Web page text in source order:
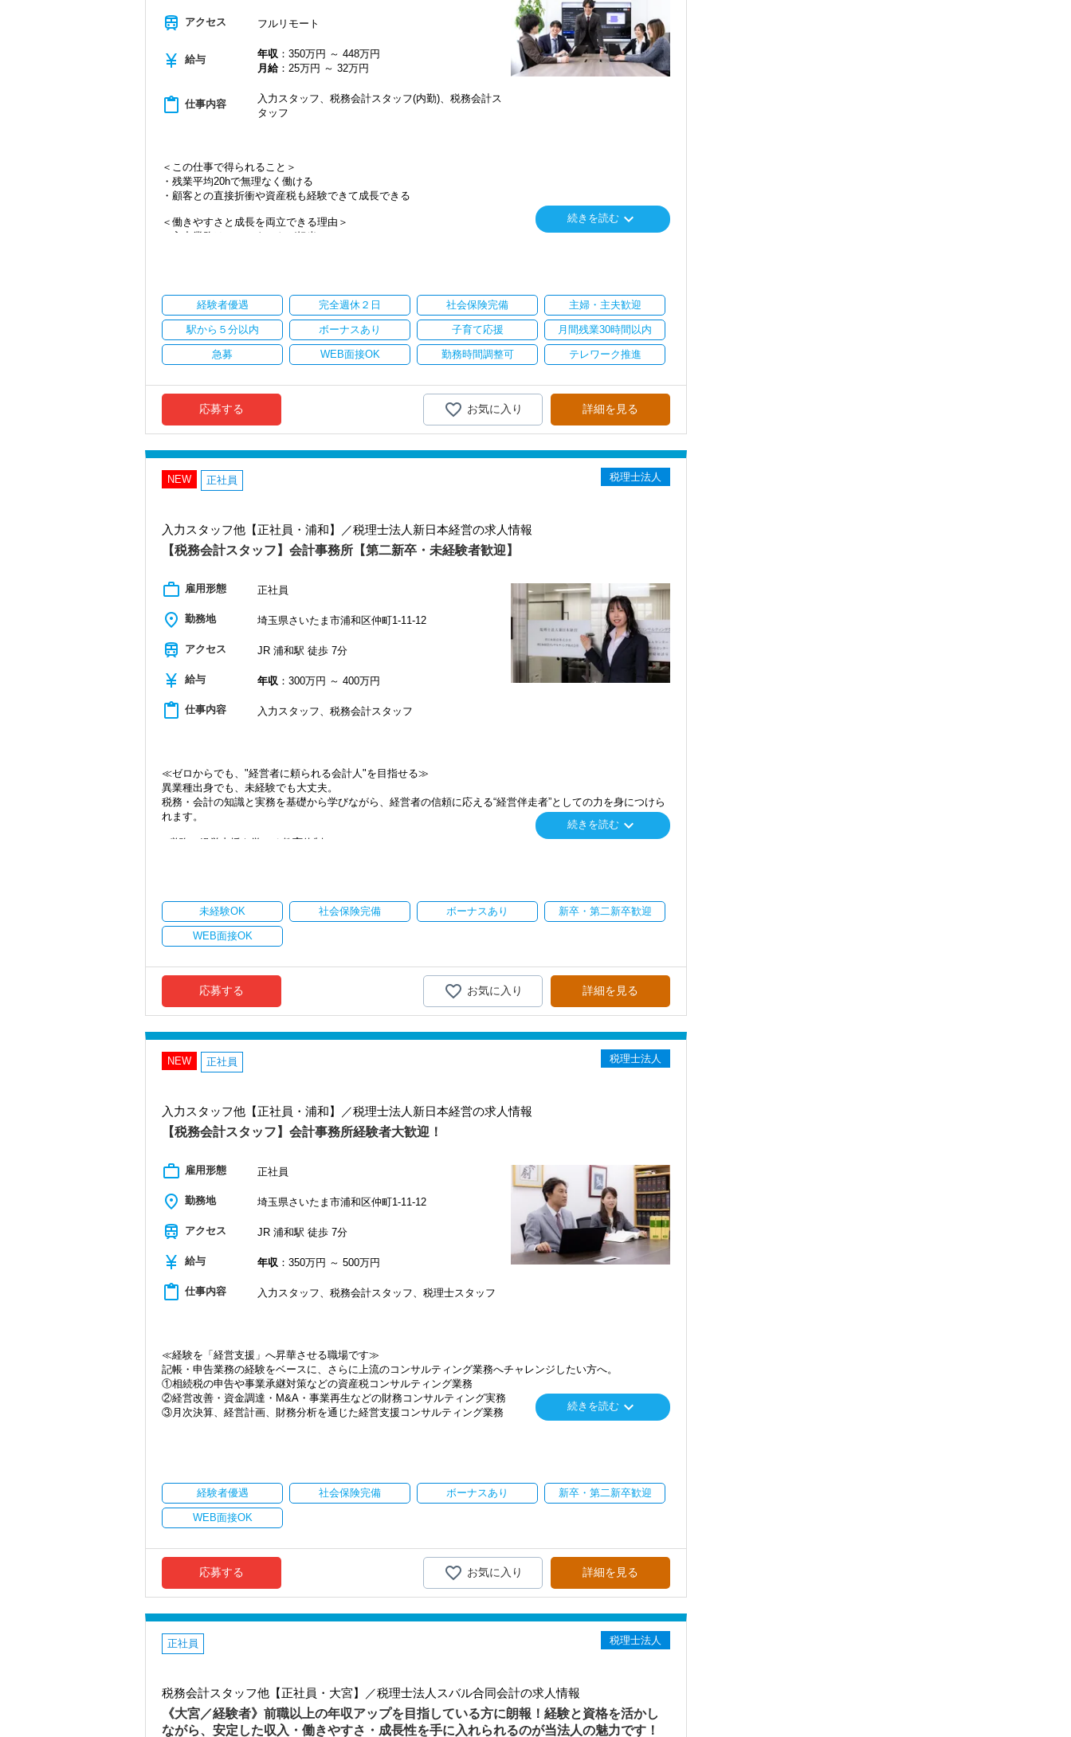
train アクセス フルリモート
currency_yen 給与 年収 ：350万円 ～ 448万円
月給：25万円 ～ 32万円
content_paste 仕事内容
入力スタッフ、税務会計スタッフ(内勤)、税務会計ス
タッフ
＜この仕事で得られること＞
・残業平均20hで無理なく働ける
・顧客との直接折衝や資産税も経験できて成長できる
＜働きやすさと成長を両立できる理由＞
・入力業務はアシスタントが担当
・顧客と直接折衝する機会が豊富
・経験値が自然と積み上がる環境
＜働きやすい環境＞
・有給取得率90％以上
・年間休日125日以上
・男性の育休取得率100％
・テレワーク導入済み
・全席デュアルモニタ完備
・クライアント2500社以上
・9割が紹介の安定基盤
・一般企業～医療・学校法人まで対応
・相続／事業承継／M&Aにも対応
＜成長中の税理士法人＞
・従業員240名以上に拡大
・専門家が在籍しワンストップ支援
＜学びを後押し＞
・書籍購入費／研修費は全額会社負担
・隔月で税法・実務の学習会あり
・資格取得を目指す社員が多数
＜募集の背景＞
＜先輩スタッフの声＞
Q. 当事務所を選んだ理由は？
A. 幅広い業務を経験できる点に魅力を感じ、入所を決めました。
Q. 実際に働いてみてどうですか？
＜求める人材＞
・税務経験を活かして成長したい方
・キャリアアップ志向のある方
・顧客対応や提案業務に挑戦したい方
・資産税など専門性を高めたい方
・将来的にマネジメントに関わりたい方
＜まずはカジュアル面談へ＞
・仕事内容やキャリアを相談可
・ざっくばらんに質問OK
・半年～1年の調整も可能
まずはカジュアル面談からでも歓迎です
続きを読む keyboard_arrow_down
経験者優遇 完全週休２日 社会保険完備 主婦・主夫歓迎
駅から５分以内 ボーナスあり 子育て応援 月間残業30時間以内
急募 WEB面接OK 勤務時間調整可 テレワーク推進
応募する 詳細を見る
お気に入り
NEW 正社員 税理士法人
入力スタッフ他【正社員・浦和】／税理士法人新日本経営の求人情報
【税務会計スタッフ】会計事務所【第二新卒・未経験者歓迎】
work_outline 雇用形態 正社員
place 勤務地 埼玉県さいたま市浦和区仲町1-11-12
train アクセス JR 浦和駅 徒歩 7分
currency_yen 給与 年収 ：300万円 ～ 400万円
content_paste 仕事内容 入力スタッフ、税務会計スタッフ
≪ゼロからでも、"経営者に頼られる会計人"を目指せる≫
異業種出身でも、未経験でも大丈夫。
税務・会計の知識と実務を基礎から学びながら、経営者の信頼に応える“経営伴走者”としての力を身につけら
れます。
●税務＋経営支援を学べる教育体制
●顧問先は来所が多いので、初めは上司と一緒に安心して顧問先と関われます
当社の顧問先の多くは来所対応が中心となっており、初めてのお客様対応も、必ず上司や先輩と一緒におこな
います。
いきなり一人で任されることはありませんので、実際のやり取りを間近で学びながら、徐々に経験を積むこと
業界未経験からのスタートでも大丈夫。実際に、金融業界や接客・販売業などから転職して活躍している職員
これまでの経験をベースに、新しい専門性を身につけていける環境です。
●資格取得支援制度あり（税理士講座受講料半額負担）
一定条件のもと受講料の半額を会社負担および受講料を貸付する制度。
本気で頑張りたいあなたを応援する制度です。
（利用例）
200,000円はそのまま事務所負担、残りの200,000円は月に20,000円ずつ給与支払い時、天引き返済。費用の心
配を最小限に学習ができます！
一定条件を満たす方に対し、月額30,000円まで支給いたします。
【社内の様子】
・今年4月から新卒3名が仲間入り！
・メンバーはフレッシャーからベテランまで
20代7名、40代1名、50代2名、60代2名、70代1名 総勢13名（役員ほか3名）
・男女比率 男9：女7
・世話好きスタッフが多い！
・困った時もすぐに周りのスタッフが助けてくれる環境です。
・仲は良いけど馴れ合いはしない心地よい距離感
・銀行や役所も近く、とても重宝します。
【求める人材】
〇税理士志望の方必見！
〇実務を学びながら、税理士試験の勉強がしたい方
【20代・30代歓迎】
「成長したい人だけ」来てください
「節税・融資・財務・事業承継・DX」まで学べる、“本気の税理士法人”でプロになろう
〇税理士試験と仕事、どちらも本気で両立したい人
〇顧問先の経営に深く関わりたい人
〇いつか独立したい／経営幹部を目指したい人
【魅力／事務所の特徴】
当社は、よくある「申告だけ」「帳簿チェックだけ」の事務所ではありません。
節税、融資、財務改善、事業承継、DX支援まで、中小企業経営者の本気の悩みに応えるコンサル型税理士法
気で運営する税理士法人」です。
★「法人税務顧問」が手厚い
単なる申告業務にとどまらず、節税対策、事業承継対策、グループ会社の税務支援を行っています。
続きを読む keyboard_arrow_down
未経験OK 社会保険完備 ボーナスあり 新卒・第二新卒歓迎
WEB面接OK
応募する 詳細を見る
お気に入り
NEW 正社員 税理士法人
入力スタッフ他【正社員・浦和】／税理士法人新日本経営の求人情報
【税務会計スタッフ】会計事務所経験者大歓迎！
work_outline 雇用形態 正社員
place 勤務地 埼玉県さいたま市浦和区仲町1-11-12
train アクセス JR 浦和駅 徒歩 7分
currency_yen 給与 年収 ：350万円 ～ 500万円
content_paste 仕事内容 入力スタッフ、税務会計スタッフ、税理士スタッフ
≪経験を「経営支援」へ昇華させる職場です≫
記帳・申告業務の経験をベースに、さらに上流のコンサルティング業務へチャレンジしたい方へ。
①相続税の申告や事業承継対策などの資産税コンサルティング業務
②経営改善・資金調達・M&A・事業再生などの財務コンサルティング実務
③月次決算、経営計画、財務分析を通じた経営支援コンサルティング業務
結果として顧問先の黒字率は80％を達成。数字に強く、経営課題を解決できる専門家として、一緒に成長して
いきましょう。
●相続・融資・事業再生・M&Aやグループ経営まで多彩な支援フィールド
相続や融資、事業再生、M&A、グループ経営など、多彩な分野で経営支援が可能です。
豊富な実務経験をお持ちの方には、早期に顧問先をお任せします。
実力を発揮し、経営者との信頼関係を構築することで、顧問先の持続的な成長に貢献していただきます。
●税理士資格取得者・有資格者も多数在籍。
毎年科目合格者も輩出しており、切磋琢磨しながら学べる環境が整っています。
資格取得を目指す方も安心して成長できる、学び合いの職場です。
●資格取得支援制度あり（税理士講座受講料半額負担）
一定条件のもと受講料の半額を会社負担および受講料を貸付する制度。
簿記論と財務諸表論を受講したい場合
簿財パック400,000円のコースと仮定。申込時、学校への振込は事務所が行います。
200,000円はそのまま事務所負担、残りの200,000円は月に20,000円ずつ給与支払い時、天引き返済。費用の心
続きを読む keyboard_arrow_down
経験者優遇 社会保険完備 ボーナスあり 新卒・第二新卒歓迎
WEB面接OK
応募する 詳細を見る
お気に入り
正社員 税理士法人
税務会計スタッフ他【正社員・大宮】／税理士法人スバル合同会計の求人情報
《大宮／経験者》前職以上の年収アップを目指している方に朗報！経験と資格を活かし
ながら、安定した収入・働きやすさ・成長性を手に入れられるのが当法人の魅力です！